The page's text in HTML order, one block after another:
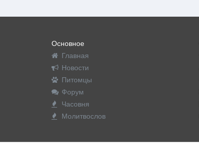
Основное
Главная
Новости
Питомцы
Форум
Часовня
Молитвослов